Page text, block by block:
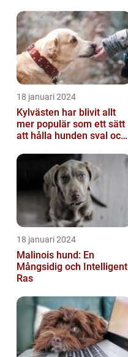
18 januari 2024
Kylvästen har blivit allt
mer populär som ett sätt
att hålla hunden sval och
väde...
18 januari 2024
Malinois hund: En
Mångsidig och Intelligent
Ras